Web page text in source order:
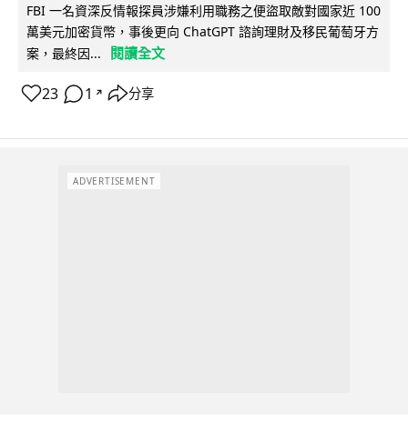
FBI 一名資深反情報探員涉嫌利用職務之便盜取敵對國家近 100
萬美元加密貨幣，事後更向 ChatGPT 諮詢理財及移民葡萄牙方
案，最終因...
閱讀全文
23 1 ↗ 分享
ADVERTISEMENT